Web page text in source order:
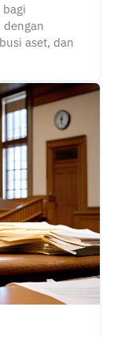
dengan
aset, dan